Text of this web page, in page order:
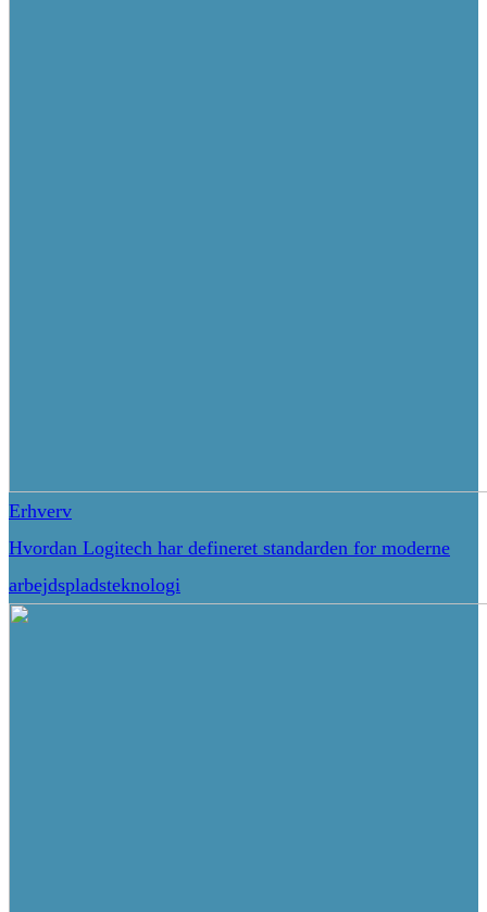
Erhverv
Hvordan Logitech har defineret standarden for moderne
arbejdspladsteknologi